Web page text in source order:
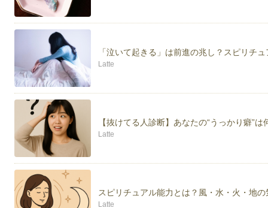
「泣いて起きる」は前進の兆し？スピリチ
Latte
【抜けてる人診断】あなたの“うっかり癖”
Latte
スピリチュアル能力とは？風・水・火・地
Latte